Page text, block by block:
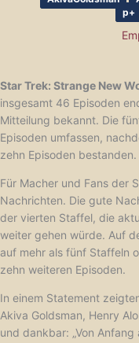
p+
Star Trek: Strange New
insgesamt 46 Episoden
Mitteilung bekannt. Die
Episoden umfassen,
zehn Episoden bestanden.
Für Macher und Fans der
Nachrichten. Die gute
der vierten Staffel, die
weiter gehen würde. Auf
auf mehr als fünf Staffeln
zehn weiteren Episoden.
In einem Statement
Akiva Goldsman, Henry
und dankbar: „Von